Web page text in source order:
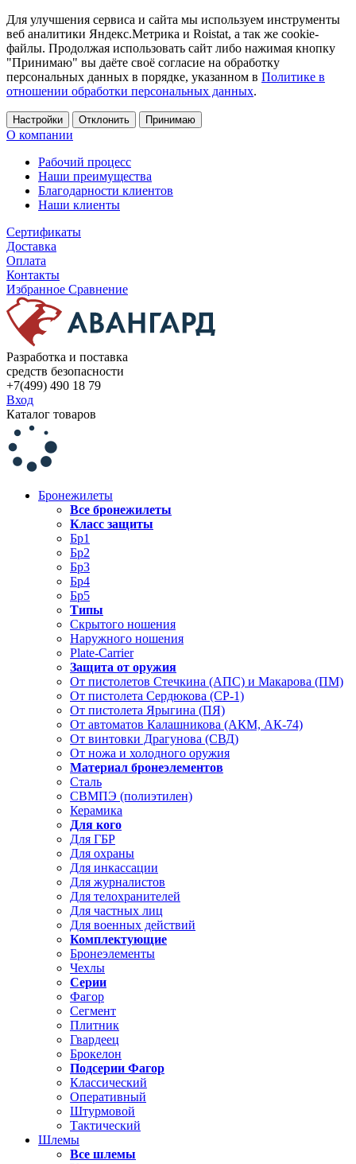
Для улучшения сервиса и сайта мы используем инструменты
веб аналитики Яндекс.Метрика и Roistat, а так же cookie-
файлы. Продолжая использовать сайт либо нажимая кнопку
"Принимаю" вы даёте своё согласие на обработку
персональных данных в порядке, указанном в Политике в
отношении обработки персональных данных.
Настройки Отклонить Принимаю
О компании
Рабочий процесс
Наши преимущества
Благодарности клиентов
Наши клиенты
Сертификаты
Доставка
Оплата
Контакты
Избранное Сравнение
Разработка и поставка
средств безопасности
+7(499) 490 18 79
Вход
Каталог товаров
Бронежилеты
Все бронежилеты
Класс защиты
Бр1
Бр2
Бр3
Бр4
Бр5
Типы
Скрытого ношения
Наружного ношения
Plate-Carrier
Защита от оружия
От пистолетов Стечкина (АПС) и Макарова (ПМ)
От пистолета Сердюкова (СР-1)
От пистолета Ярыгина (ПЯ)
От автоматов Калашникова (АКМ, АК-74)
От винтовки Драгунова (СВД)
От ножа и холодного оружия
Материал бронеэлементов
Сталь
СВМПЭ (полиэтилен)
Керамика
Для кого
Для ГБР
Для охраны
Для инкассации
Для журналистов
Для телохранителей
Для частных лиц
Для военных действий
Комплектующие
Бронеэлементы
Чехлы
Серии
Фагор
Сегмент
Плитник
Гвардеец
Брокелон
Подсерии Фагор
Классический
Оперативный
Штурмовой
Тактический
Шлемы
Все шлемы